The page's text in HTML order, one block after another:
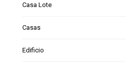
Casa Lote
Casas
Edificio